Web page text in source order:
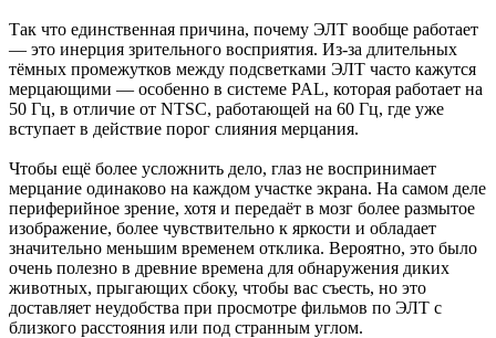
Так что единственная причина, почему ЭЛТ вообще работает
— это инерция зрительного восприятия. Из-за длительных
тёмных промежутков между подсветками ЭЛТ часто кажутся
мерцающими — особенно в системе PAL, которая работает на
50 Гц, в отличие от NTSC, работающей на 60 Гц, где уже
вступает в действие порог слияния мерцания.
Чтобы ещё более усложнить дело, глаз не воспринимает
мерцание одинаково на каждом участке экрана. На самом деле
периферийное зрение, хотя и передаёт в мозг более размытое
изображение, более чувствительно к яркости и обладает
значительно меньшим временем отклика. Вероятно, это было
очень полезно в древние времена для обнаружения диких
животных, прыгающих сбоку, чтобы вас съесть, но это
доставляет неудобства при просмотре фильмов по ЭЛТ с
близкого расстояния или под странным углом.